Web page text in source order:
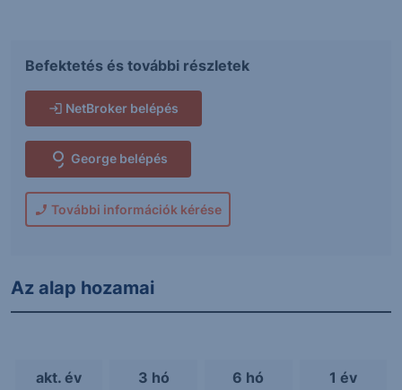
Befektetés és további részletek
NetBroker belépés
George belépés
További információk kérése
Az alap hozamai
akt. év 3 hó 6 hó 1 év